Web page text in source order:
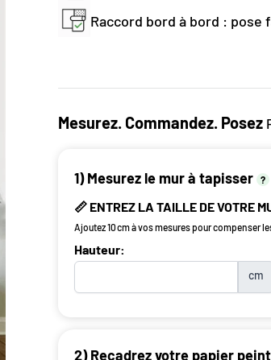
Raccord bord à bord : pose
Mesurez. Commandez. Posez
1) Mesurez le mur à tapisser ?
📏 ENTREZ LA TAILLE DE VOTRE
Ajoutez 10 cm à vos mesures pour compenser
Hauteur:
cm
2) Recadrez votre papier peint